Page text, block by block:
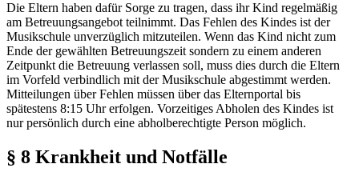
Die Eltern haben dafür Sorge zu tragen, dass ihr Kind regelmäßig
am Betreuungsangebot teilnimmt. Das Fehlen des Kindes ist der
Musikschule unverzüglich mitzuteilen. Wenn das Kind nicht zum
Ende der gewählten Betreuungszeit sondern zu einem anderen
Zeitpunkt die Betreuung verlassen soll, muss dies durch die Eltern
im Vorfeld verbindlich mit der Musikschule abgestimmt werden.
Mitteilungen über Fehlen müssen über das Elternportal bis
spätestens 8:15 Uhr erfolgen. Vorzeitiges Abholen des Kindes ist
nur persönlich durch eine abholberechtigte Person möglich.
§ 8 Krankheit und Notfälle